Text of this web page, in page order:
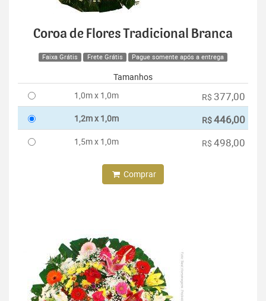
Coroa de Flores Tradicional Branca
Faixa Grátis Frete Grátis Pague somente após a entrega
Tamanhos
1,0m x 1,0m
R$ 377,00
1,2m x 1,0m R$446,00
1,5m x 1,0m R$ 498,00
Comprar